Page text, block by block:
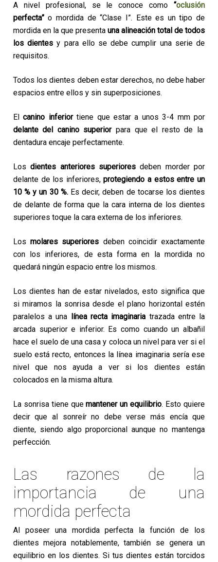
A nivel profesional, se le conoce como“oclusión
perfecta”o mordida de “Clase I”. Este es un tipo de
mordida en la que presentauna alineación total de todos
los dientes y para ello se debe cumplir una serie de
requisitos.
Todos los dientes deben estar derechos, no debe haber
espacios entre ellos y sin superposiciones.
Elcanino inferiortiene que estar a unos 3-4 mm por
delante del canino superiorpara que el resto de la
dentadura encaje perfectamente.
Losdientes anteriores superioresdeben morder por
delante de los inferiores,protegiendo a estos entre un
10 % y un 30 %.Es decir, deben de tocarse los dientes
de delante de forma que la cara interna de los dientes
superiores toque la cara externa de los inferiores.
Losmolares superiores deben coincidir exactamente
con los inferiores, de esta forma en la mordida no
quedará ningún espacio entre los mismos.
Los dientes han de estar nivelados, esto significa que
si miramos la sonrisa desde el plano horizontal estén
paralelos a una línea recta imaginaria trazada entre la
arcada superior e inferior. Es como cuando un albañil
hace el suelo de una casa y coloca un nivel para ver si el
suelo está recto, entonces la línea imaginaria sería ese
nivel que nos ayuda a ver si los dientes están
colocados en la misma altura.
La sonrisa tiene quemantener un equilibrio. Esto quiere
decir que al sonreír no debe verse más encía que
diente, siendo algo proporcional aunque no mantenga
perfección.
Las razones de la
importancia de una
mordida perfecta
Al poseer una mordida perfecta la función de los
dientes mejora notablemente, también se genera un
equilibrio en los dientes. Si tus dientes están torcidos